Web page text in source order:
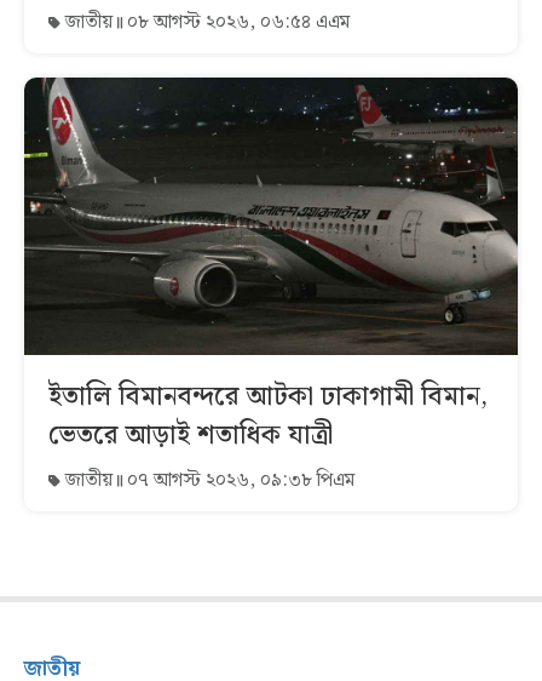
জাতীয় ০৮ আগস্ট ২০২৬, ০৬:৫৪ এএম
ইতালি বিমানবন্দরে আটকা ঢাকাগামী বিমান,
ভেতরে আড়াই শতাধিক যাত্রী
জাতীয় ০৭ আগস্ট ২০২৬, ০৯:৩৮ পিএম
জাতীয়